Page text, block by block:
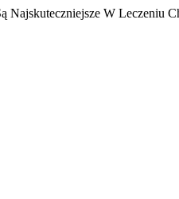
Najskuteczniejsze W Leczeniu